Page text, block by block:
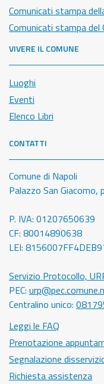
Comunicati stampa
Comunicati stampa del
VIVERE IL COMUNE
Luoghi
Eventi
Elenco Libri
CONTATTI
Comune di Napoli
Palazzo San Giacomo,
P. IVA: 01207650639
CF: 80014890638
LEI:
Servizio Protocollo,
PEC:
Centralino unico:
Leggi le FAQ
Prenotazione
Segnalazione
Richiesta assistenza